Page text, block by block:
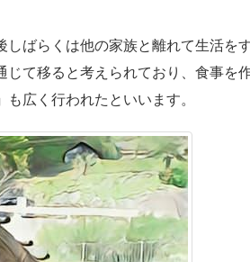
ばらくは他の家族と離れて生活を
じて移ると考えられており、食事を
も広く行われたといいます。